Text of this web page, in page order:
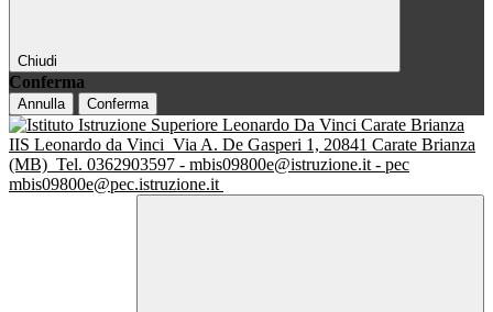
Chiudi
Conferma
Annulla Conferma
IIS Leonardo da Vinci Via A. De Gasperi 1, 20841 Carate Brianza
(MB) Tel. 0362903597 - mbis09800e@istruzione.it - pec
mbis09800e@pec.istruzione.it